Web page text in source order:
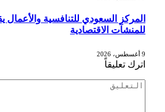
للمنشآت الاقتصادية
9 أغسطس، 2026
اترك تعليقاً